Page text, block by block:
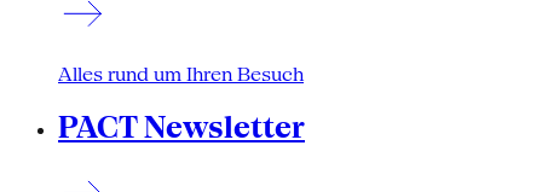
Alles rund um Ihren Besuch
PACT Newsletter